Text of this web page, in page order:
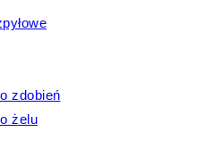
zdobień
żelu